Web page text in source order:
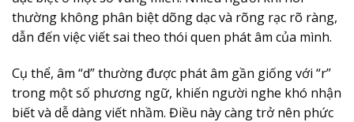
thường không phân biệt dõng dạc và rõng rạc rõ ràng,
dẫn đến việc viết sai theo thói quen phát âm của mình.
Cụ thể, âm “d” thường được phát âm gần giống với “r”
trong một số phương ngữ, khiến người nghe khó nhận
biết và dễ dàng viết nhầm. Điều này càng trở nên phức